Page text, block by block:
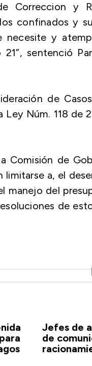
Correccion y
confinados y
y
sentenció
de
Núm. 118 de
Comisión de
limitarse a, el
manejo del
de
Jefes de
de